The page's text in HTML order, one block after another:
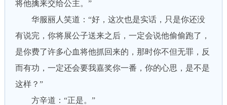
将他擒来交给公主。”
华服丽人笑道：“好，这次也是实话，只是你还没
有说完，你将展公子送来之后，一定会说他偷偷跑了，
是你费了许多心血将他抓回来的，那时你不但无罪，反
而有功，一定还会要我嘉奖你一番，你的心思，是不是
这样？”
方辛道：“正是。”